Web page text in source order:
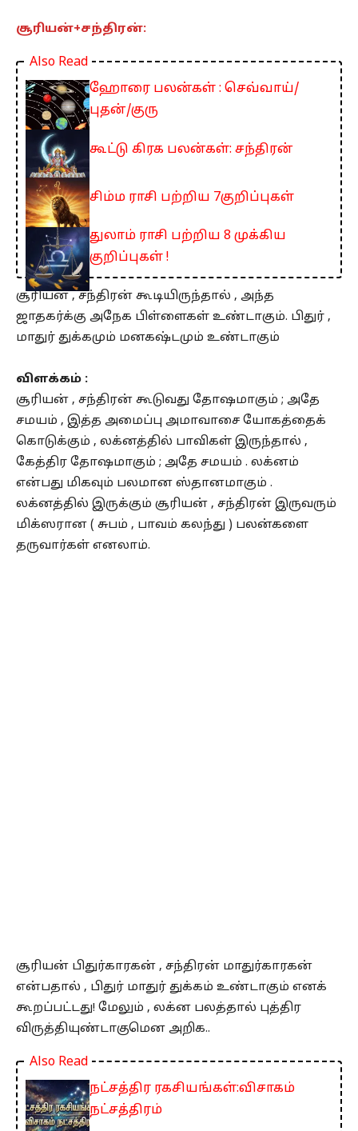
சூரியன்+சந்திரன்:
Also Read
ஹோரை பலன்கள் : செவ்வாய்/
புதன்/குரு
கூட்டு கிரக பலன்கள்: சந்திரன்
சிம்ம ராசி பற்றிய 7குறிப்புகள்
துலாம் ராசி பற்றிய 8 முக்கிய
குறிப்புகள் !
சூரியன் , சந்திரன் கூடியிருந்தால் , அந்த
ஜாதகர்க்கு அநேக பிள்ளைகள் உண்டாகும். பிதுர் ,
மாதுர் துக்கமும் மனகஷ்டமும் உண்டாகும்
விளக்கம் :
சூரியன் , சந்திரன் கூடுவது தோஷமாகும் ; அதே
சமயம் , இத்த அமைப்பு அமாவாசை யோகத்தைக்
கொடுக்கும் , லக்னத்தில் பாவிகள் இருந்தால் ,
கேத்திர தோஷமாகும் ; அதே சமயம் . லக்னம்
என்பது மிகவும் பலமான ஸ்தானமாகும் .
லக்னத்தில் இருக்கும் சூரியன் , சந்திரன் இருவரும்
மிக்ஸரான ( சுபம் , பாவம் கலந்து ) பலன்களை
தருவார்கள் எனலாம்.
சூரியன் பிதுர்காரகன் , சந்திரன் மாதுர்காரகன்
என்பதால் , பிதுர் மாதுர் துக்கம் உண்டாகும் எனக்
கூறப்பட்டது! மேலும் , லக்ன பலத்தால் புத்திர
விருத்தியுண்டாகுமென அறிக..
Also Read
நட்சத்திர ரகசியங்கள்:விசாகம்
நட்சத்திரம்